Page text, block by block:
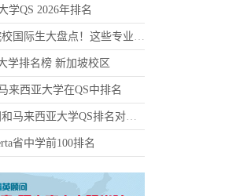
学QS 2026年排名
学排名榜 新加坡校区
来西亚大学在QS中排名
2026年中国和马来西亚大学QS排名对比图
省中学前100排名